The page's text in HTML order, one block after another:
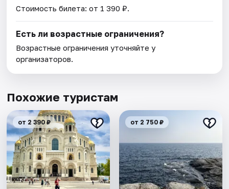
Стоимость билета: от 1 390 ₽.
Есть ли возрастные ограничения?
Возрастные ограничения уточняйте у
организаторов.
Похожие туристам
от 2 390 ₽ от 2 750 ₽